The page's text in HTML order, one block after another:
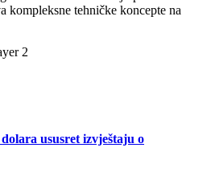
kompleksne tehničke koncepte na
2
ususret izvještaju o